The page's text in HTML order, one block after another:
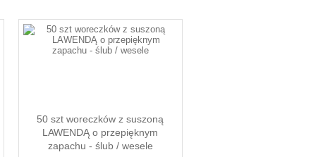
50 szt woreczków z suszoną
LAWENDĄ o przepięknym
zapachu - ślub / wesele